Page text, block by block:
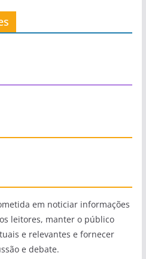
em noticiar informações
leitores, manter o público
e relevantes e fornecer
e debate.